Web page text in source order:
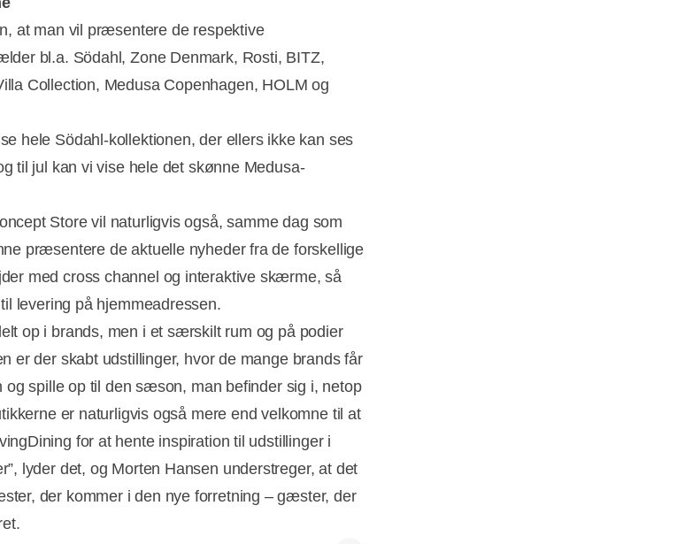
at man vil præsentere de respektive
bl.a. Södahl, Zone Denmark, Rosti, BITZ,
Collection, Medusa Copenhagen, HOLM og
hele Södahl-kollektionen, der ellers ikke kan ses
til jul kan vi vise hele det skønne Medusa-
Store vil naturligvis også, samme dag som
præsentere de aktuelle nyheder fra de forskellige
med cross channel og interaktive skærme, så
levering på hjemmeadressen.
op i brands, men i et særskilt rum og på podier
er der skabt udstillinger, hvor de mange brands får
og spille op til den sæson, man befinder sig i, netop
er naturligvis også mere end velkomne til at
for at hente inspiration til udstillinger i
lyder det, og Morten Hansen understreger, at det
der kommer i den nye forretning – gæster, der